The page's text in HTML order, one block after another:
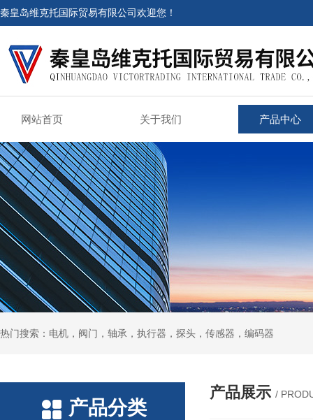
秦皇岛维克托国际贸易有限公司欢迎您！
网站首页 关于我们 产品中心
热门搜索：电机，阀门，轴承，执行器，探头，传感器，编码器
产品分类
产品展示 /